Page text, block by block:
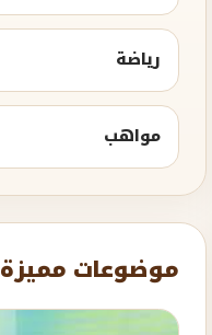
رياضة
مواهب
موضوعات مميزة